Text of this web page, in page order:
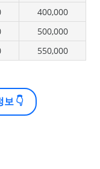
400,000
500,000
550,000
보 👇